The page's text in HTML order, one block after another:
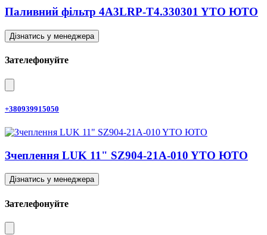
Паливний фільтр 4A3LRP-T4.330301 YTO ЮТО
Дізнатись у менеджера
Зателефонуйте
+380939915050
Зчеплення LUK 11" SZ904-21A-010 YTO ЮТО
Дізнатись у менеджера
Зателефонуйте